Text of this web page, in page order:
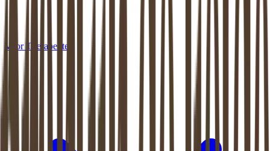
Voor Therapeuten